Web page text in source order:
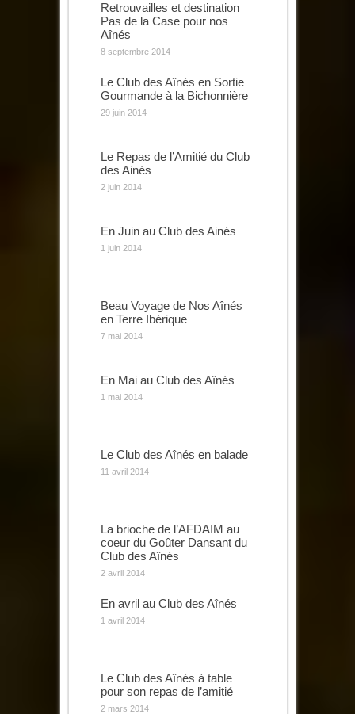
Retrouvailles et destination
Pas de la Case pour nos
Aînés
8 septembre 2014
Le Club des Aînés en Sortie
Gourmande à la Bichonnière
29 juin 2014
Le Repas de l’Amitié du Club
des Ainés
2 juin 2014
En Juin au Club des Ainés
1 juin 2014
Beau Voyage de Nos Aînés
en Terre Ibérique
7 mai 2014
En Mai au Club des Aînés
1 mai 2014
Le Club des Aînés en balade
11 avril 2014
La brioche de l’AFDAIM au
coeur du Goûter Dansant du
Club des Aînés
2 avril 2014
En avril au Club des Aînés
1 avril 2014
Le Club des Aînés à table
pour son repas de l’amitié
2 mars 2014